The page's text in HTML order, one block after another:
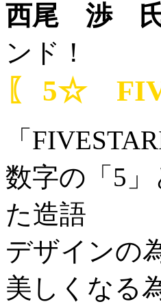
西尾 渉
ンド！
〖 5☆
「
数字の「5
た造語
デザインの
美しくなる